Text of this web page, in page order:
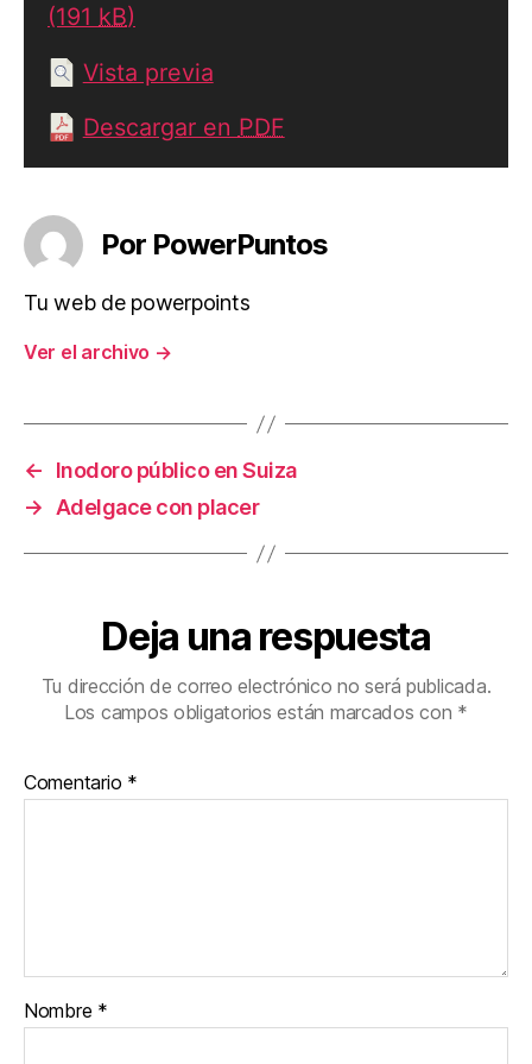
(191 kB)
Vista previa
Descargar en PDF
Por PowerPuntos
Tu web de powerpoints
Ver el archivo →
←
Inodoro público en Suiza
→
Adelgace con placer
Deja una respuesta
Tu dirección de correo electrónico no será publicada.
Los campos obligatorios están marcados con *
Comentario *
Nombre *